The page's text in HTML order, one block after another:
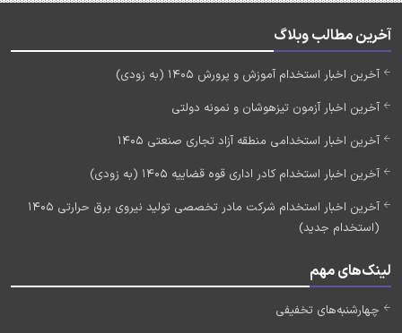
آخرین مطالب وبلاگ
آخرین اخبار استخدام آموزش و پرورش 1405 (به زودی)
آخرین اخبار آزمون تیزهوشان و نمونه دولتی
آخرین اخبار استخدامی منطقه آزاد تجاری صنعتی 1405
آخرین اخبار استخدام کادر اداری قوه قضاییه 1405 (به زودی)
آخرین اخبار استخدام شرکت مادر تخصصی تولید نیروی برق حرارتی 1405
(استخدام جدید)
لینک‌های مهم
چهارشنبه‌های تخفیفی